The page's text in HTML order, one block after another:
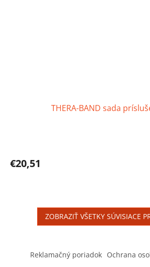
THERA-BAND sada
produktu
je
hviezdičiek.
€20,51
ZOBRAZIŤ VŠETKY SÚVISIACE
Reklamačný poriadok Ochrana